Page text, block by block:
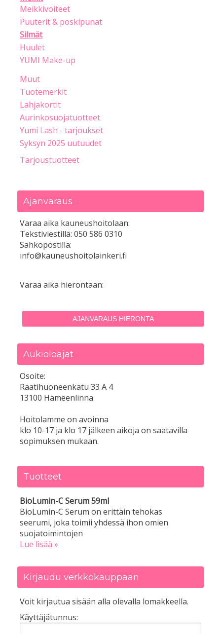
Meikkivoiteet
Puuterit & poskipunat
Silmät
Huulet
YUMI Make-up
Muut
Tuotemerkit
Lahjakortit
Aurinkosuojatuotteet
Yumi Lash - tarjoukset
Syksyn 2025 uutuudet
Tarjoustuotteet
Ajanvaraus
Varaa aika kauneushoitolaan:
Tekstiviestillä: 050 586 0310
Sähköpostilla:
info@kauneushoitolainkeri.fi
Varaa aika hierontaan:
AJANVARAUS HIERONTA
Aukioloajat
Osoite:
Raatihuoneenkatu 33 A 4
13100 Hämeenlinna
Hoitolamme on avoinna
klo 10-17 ja klo 17 jälkeen aikoja on saatavilla
sopimuksen mukaan.
Tuotteet
BioLumin-C Serum 59ml
BioLumin-C Serum on erittäin tehokas
seerumi, joka toimii yhdessä ihon omien
suojatoimintojen
Lue lisää »
Kirjaudu verkkokauppaan
Voit kirjautua sisään alla olevalla lomakkeella.
Käyttäjätunnus: